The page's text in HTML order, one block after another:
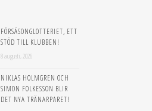
FÖRSÄSONGLOTTERIET, ETT
STÖD TILL KLUBBEN!
8 augusti, 2026
NIKLAS HOLMGREN OCH
SIMON FOLKESSON BLIR
DET NYA TRÄNARPARET!